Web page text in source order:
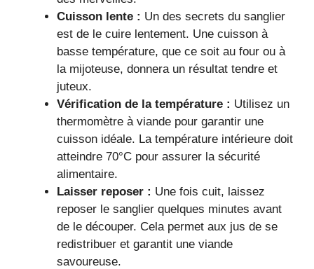
Cuisson lente : Un des secrets du sanglier
est de le cuire lentement. Une cuisson à
basse température, que ce soit au four ou à
la mijoteuse, donnera un résultat tendre et
juteux.
Vérification de la température : Utilisez un
thermomètre à viande pour garantir une
cuisson idéale. La température intérieure doit
atteindre 70°C pour assurer la sécurité
alimentaire.
Laisser reposer : Une fois cuit, laissez
reposer le sanglier quelques minutes avant
de le découper. Cela permet aux jus de se
redistribuer et garantit une viande
savoureuse.